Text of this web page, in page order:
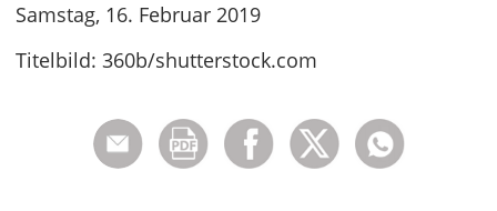
Samstag, 16. Februar 2019
Titelbild: 360b/shutterstock.com